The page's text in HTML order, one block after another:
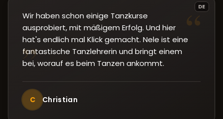
DE
“
”
Wir haben schon einige Tanzkurse
ausprobiert, mit mäßigem Erfolg. Und hier
hat's endlich mal Klick gemacht. Nele ist eine
fantastische Tanzlehrerin und bringt einem
bei, worauf es beim Tanzen ankommt.
C Christian